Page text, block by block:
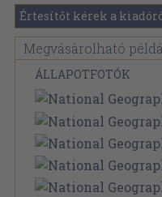
Értesítőt kérek a
Megvásárolható
ÁLLAPOTFOTÓK